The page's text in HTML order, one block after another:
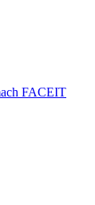
FACEIT